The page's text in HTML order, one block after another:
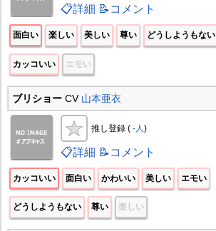
📋詳細 📝コメント
面白い 楽しい 美しい 尊い どうしようもない
カッコいい エモい
ブリショーCV 山本亜衣
推し登録 ( -人)
📋詳細 📝コメント
カッコいい 面白い かわいい 美しい エモい
どうしようもない 尊い 楽しい